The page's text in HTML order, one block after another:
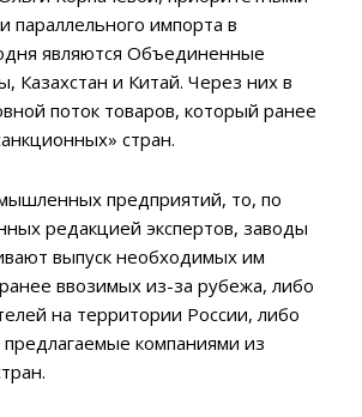
параллельного импорта в
являются Объединенные
Казахстан и Китай. Через них в
поток товаров, который ранее
стран.
предприятий, то, по
редакцией экспертов, заводы
выпуск необходимых им
ввозимых из-за рубежа, либо
на территории России, либо
предлагаемые компаниями из